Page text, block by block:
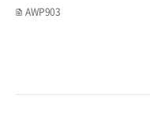
AWP903